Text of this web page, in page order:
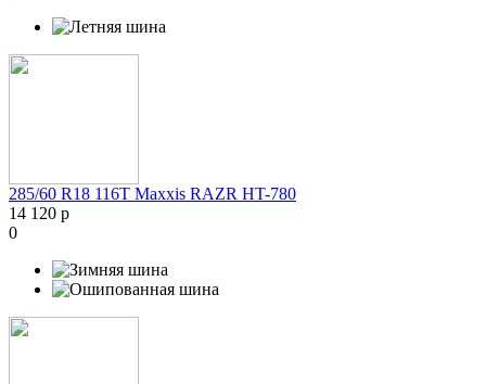
285/60 R18 116T Maxxis RAZR HT-780
14 120 р
0